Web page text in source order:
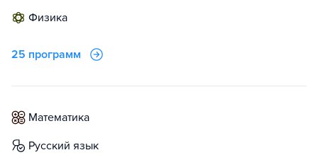
физика
25 программ
математика
русский язык